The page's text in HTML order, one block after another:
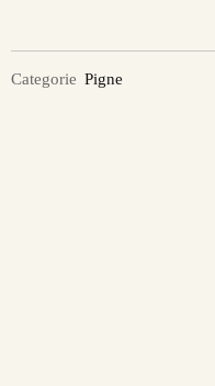
Categorie Pigne